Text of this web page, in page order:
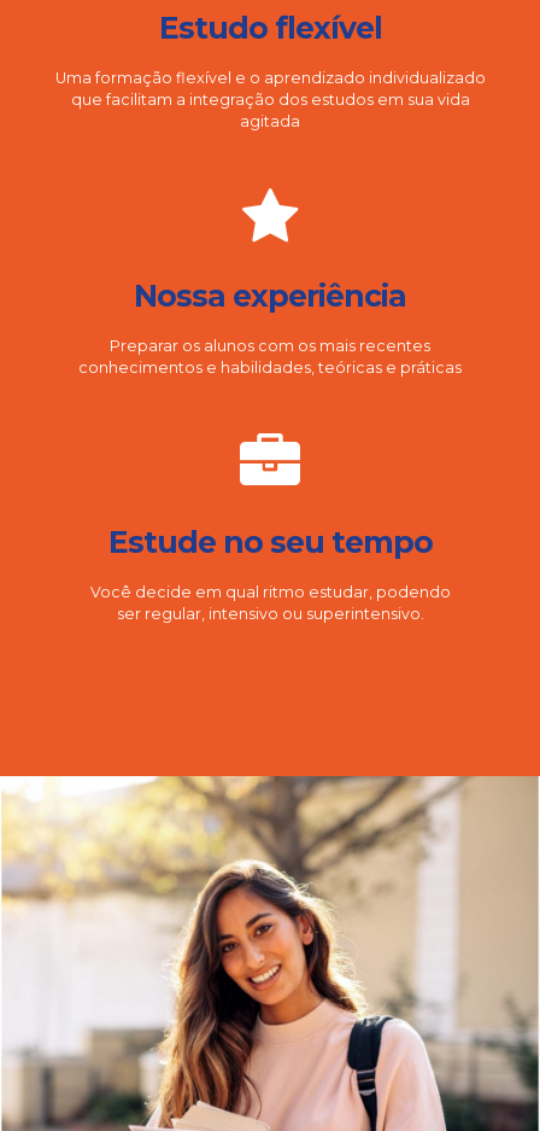
Estudo flexível
Uma formação flexível e o aprendizado individualizado
que facilitam a integração dos estudos em sua vida
agitada
Nossa experiência
Preparar os alunos com os mais recentes
conhecimentos e habilidades, teóricas e práticas
Estude no seu tempo
Você decide em qual ritmo estudar, podendo
ser regular, intensivo ou superintensivo.